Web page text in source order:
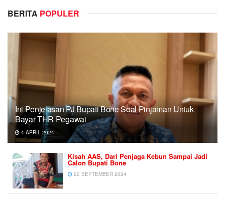
BERITA POPULER
Ini Penjelasan PJ Bupati Bone Soal Pinjaman Untuk
Bayar THR Pegawai
4 APRIL 2024
Kisah AAS, Dari Penjaga Kebun Sampai Jadi
Calon Bupati Bone
20 SEPTEMBER 2024